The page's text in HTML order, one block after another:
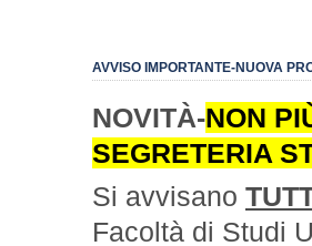
AVVISO IMPORTANTE-NUOVA
NOVITÀ-NON
SEGRETERIA
Si avvisano
Facoltà di Studi